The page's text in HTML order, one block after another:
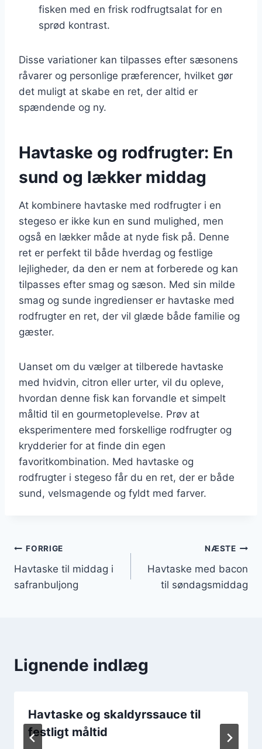
fisken med en frisk rodfrugtsalat for en
sprød kontrast.
Disse variationer kan tilpasses efter sæsonens
råvarer og personlige præferencer, hvilket gør
det muligt at skabe en ret, der altid er
spændende og ny.
Havtaske og rodfrugter: En
sund og lækker middag
At kombinere havtaske med rodfrugter i en
stegeso er ikke kun en sund mulighed, men
også en lækker måde at nyde fisk på. Denne
ret er perfekt til både hverdag og festlige
lejligheder, da den er nem at forberede og kan
tilpasses efter smag og sæson. Med sin milde
smag og sunde ingredienser er havtaske med
rodfrugter en ret, der vil glæde både familie og
gæster.
Uanset om du vælger at tilberede havtaske
med hvidvin, citron eller urter, vil du opleve,
hvordan denne fisk kan forvandle et simpelt
måltid til en gourmetoplevelse. Prøv at
eksperimentere med forskellige rodfrugter og
krydderier for at finde din egen
favoritkombination. Med havtaske og
rodfrugter i stegeso får du en ret, der er både
sund, velsmagende og fyldt med farver.
Indlægsnavigation
FORRIGE
Havtaske til middag i
safranbuljong
NÆSTE
Havtaske med bacon
til søndagsmiddag
Lignende indlæg
Havtaske og skaldyrssauce til
festligt måltid